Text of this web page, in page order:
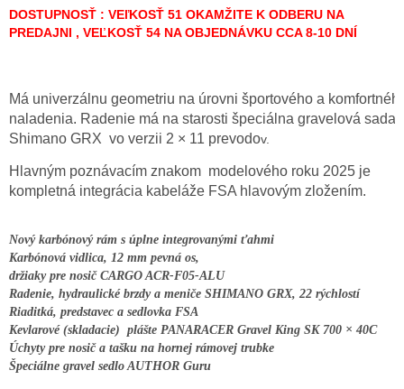
DOSTUPNOSŤ : VEľKOSŤ 51 OKAMŽITE K ODBERU NA
PREDAJNI , VEĽKOSŤ 54 NA OBJEDNÁVKU CCA 8-10 DNÍ
Má univerzálnu geometriu na úrovni športového a
naladenia. Radenie má na starosti špeciálna gravelová sada
Shimano GRX  vo verzii 2 × 11 prevodov.
Hlavným poznávacím znakom  modelového roku 2025 je
kompletná integrácia kabeláže FSA hlavovým zložením.
Nový karbónový rám s úplne integrovanými ťahmi
Karbónová vidlica, 12 mm pevná os,
držiaky pre nosič CARGO ACR-F05-ALU
Radenie, hydraulické brzdy a meniče SHIMANO GRX, 22 rýchlostí
Riaditká, predstavec a sedlovka FSA
Kevlarové (skladacie) plášte PANARACER Gravel King SK 700 × 40C
Úchyty pre nosič a tašku na hornej rámovej trubke
Špeciálne gravel sedlo AUTHOR Guru